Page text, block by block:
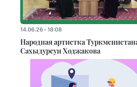
14.06.26 - 18:08
Народная артистка
Сахыдурсун Ходжакова